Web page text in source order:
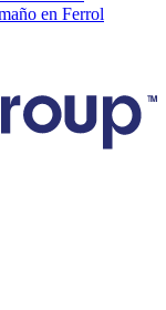
en Ferrol